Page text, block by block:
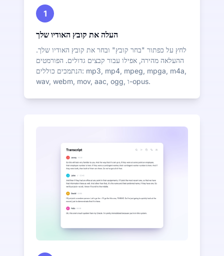
1
העלה את קובץ האודיו שלך
לחץ על כפתור "בחר קובץ" ובחר את קובץ האודיו שלך.
ההעלאה מהירה, אפילו עבור קבצים גדולים. הפורמטים
הנתמכים כוללים: mp3, mp4, mpeg, mpga, m4a,
wav, webm, mov, aac, ogg, ו-opus.